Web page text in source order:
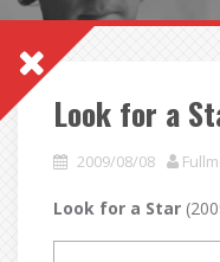
Look for a
2009/08/08
Look for a Star